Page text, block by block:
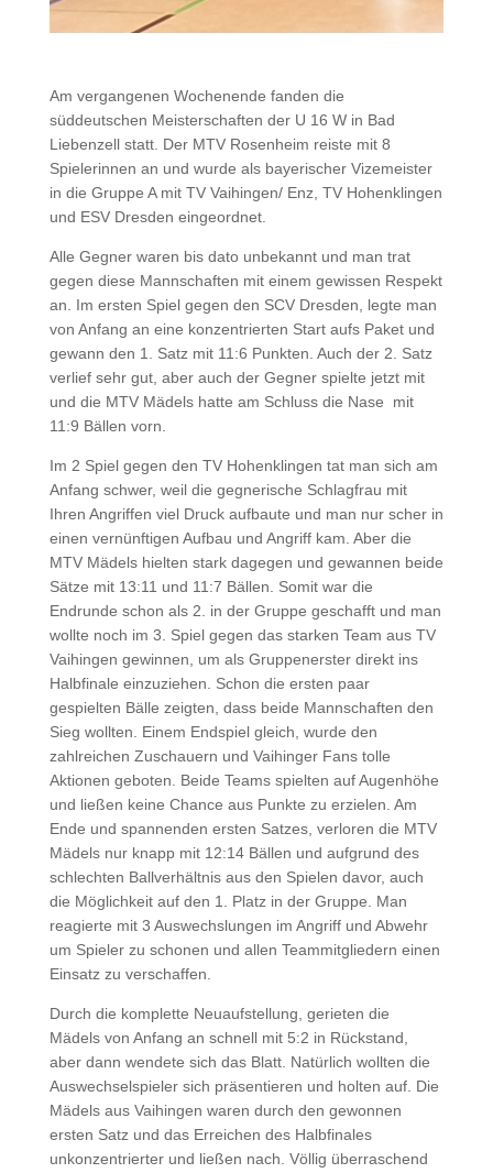
Am vergangenen Wochenende fanden die
süddeutschen Meisterschaften der U 16 W in Bad
Liebenzell statt. Der MTV Rosenheim reiste mit 8
Spielerinnen an und wurde als bayerischer Vizemeister
in die Gruppe A mit TV Vaihingen/ Enz, TV Hohenklingen
und ESV Dresden eingeordnet.
Alle Gegner waren bis dato unbekannt und man trat
gegen diese Mannschaften mit einem gewissen Respekt
an. Im ersten Spiel gegen den SCV Dresden, legte man
von Anfang an eine konzentrierten Start aufs Paket und
gewann den 1. Satz mit 11:6 Punkten. Auch der 2. Satz
verlief sehr gut, aber auch der Gegner spielte jetzt mit
und die MTV Mädels hatte am Schluss die Nase mit
11:9 Bällen vorn.
Im 2 Spiel gegen den TV Hohenklingen tat man sich am
Anfang schwer, weil die gegnerische Schlagfrau mit
Ihren Angriffen viel Druck aufbaute und man nur scher in
einen vernünftigen Aufbau und Angriff kam. Aber die
MTV Mädels hielten stark dagegen und gewannen beide
Sätze mit 13:11 und 11:7 Bällen. Somit war die
Endrunde schon als 2. in der Gruppe geschafft und man
wollte noch im 3. Spiel gegen das starken Team aus TV
Vaihingen gewinnen, um als Gruppenerster direkt ins
Halbfinale einzuziehen. Schon die ersten paar
gespielten Bälle zeigten, dass beide Mannschaften den
Sieg wollten. Einem Endspiel gleich, wurde den
zahlreichen Zuschauern und Vaihinger Fans tolle
Aktionen geboten. Beide Teams spielten auf Augenhöhe
und ließen keine Chance aus Punkte zu erzielen. Am
Ende und spannenden ersten Satzes, verloren die MTV
Mädels nur knapp mit 12:14 Bällen und aufgrund des
schlechten Ballverhältnis aus den Spielen davor, auch
die Möglichkeit auf den 1. Platz in der Gruppe. Man
reagierte mit 3 Auswechslungen im Angriff und Abwehr
um Spieler zu schonen und allen Teammitgliedern einen
Einsatz zu verschaffen.
Durch die komplette Neuaufstellung, gerieten die
Mädels von Anfang an schnell mit 5:2 in Rückstand,
aber dann wendete sich das Blatt. Natürlich wollten die
Auswechselspieler sich präsentieren und holten auf. Die
Mädels aus Vaihingen waren durch den gewonnen
ersten Satz und das Erreichen des Halbfinales
unkonzentrierter und ließen nach. Völlig überraschend